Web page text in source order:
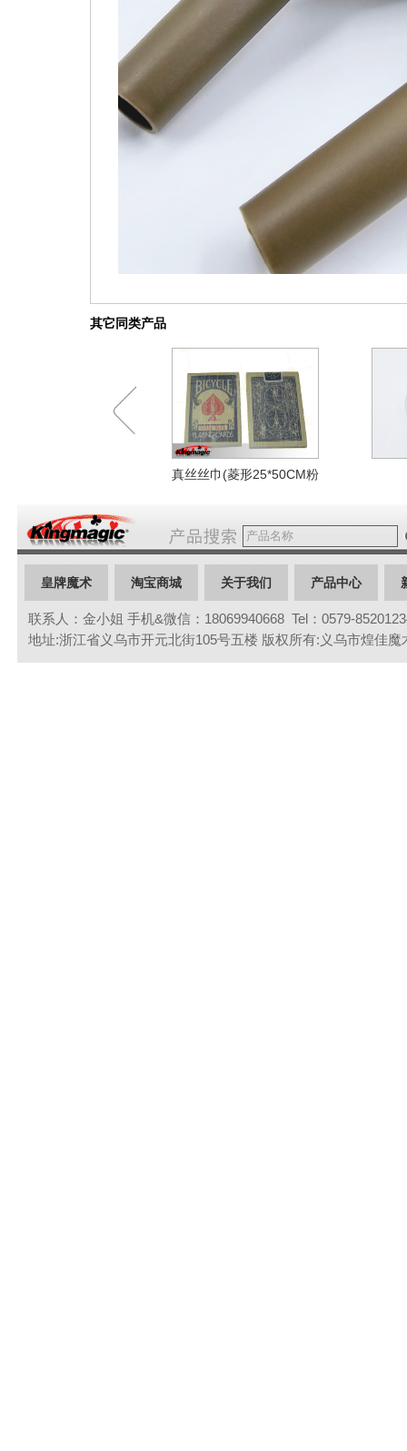
其它同类产品
真丝丝巾(菱形25*50CM粉
皇牌魔术 淘宝商城 关于我们 产品中心
联系我们
联系人：金小姐 手机&微信：18069940668 Tel：0579-
地址:浙江省义乌市开元北街105号五楼 版权所有:义乌市煌佳